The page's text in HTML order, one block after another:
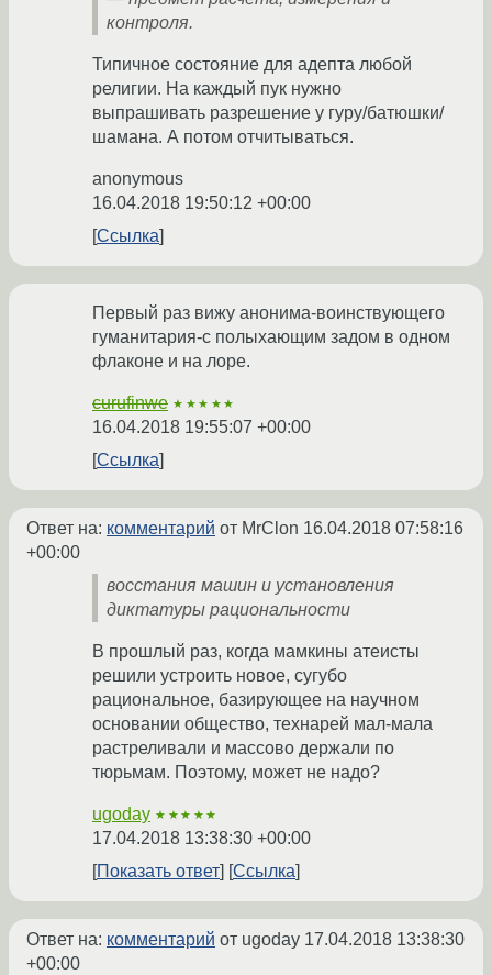
контроля.
Типичное состояние для адепта любой
религии. На каждый пук нужно
выпрашивать разрешение у гуру/батюшки/
шамана. А потом отчитываться.
anonymous
16.04.2018 19:50:12 +00:00
Ссылка
Первый раз вижу анонима-воинствующего
гуманитария-с полыхающим задом в одном
флаконе и на лоре.
curufinwe ★★★★★
16.04.2018 19:55:07 +00:00
Ссылка
Ответ на: комментарий от MrClon 16.04.2018 07:58:16
+00:00
восстания машин и установления
диктатуры рациональности
В прошлый раз, когда мамкины атеисты
решили устроить новое, сугубо
рациональное, базирующее на научном
основании общество, технарей мал-мала
растреливали и массово держали по
тюрьмам. Поэтому, может не надо?
ugoday ★★★★★
17.04.2018 13:38:30 +00:00
Показать ответ
Ссылка
Ответ на: комментарий от ugoday 17.04.2018 13:38:30
+00:00